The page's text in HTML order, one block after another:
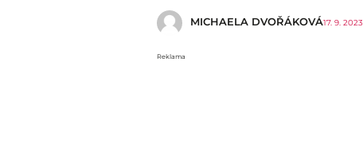
MICHAELA DVOŘÁKOVÁ17. 9. 2023
Reklama